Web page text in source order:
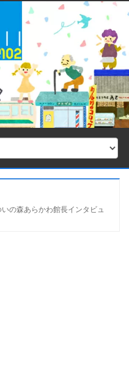
の森あらかわ館長インタビュ